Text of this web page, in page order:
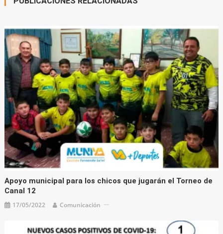
Apoyo municipal para los chicos que jugarán el Torneo de
Canal 12
17/05/2022 Comunicación